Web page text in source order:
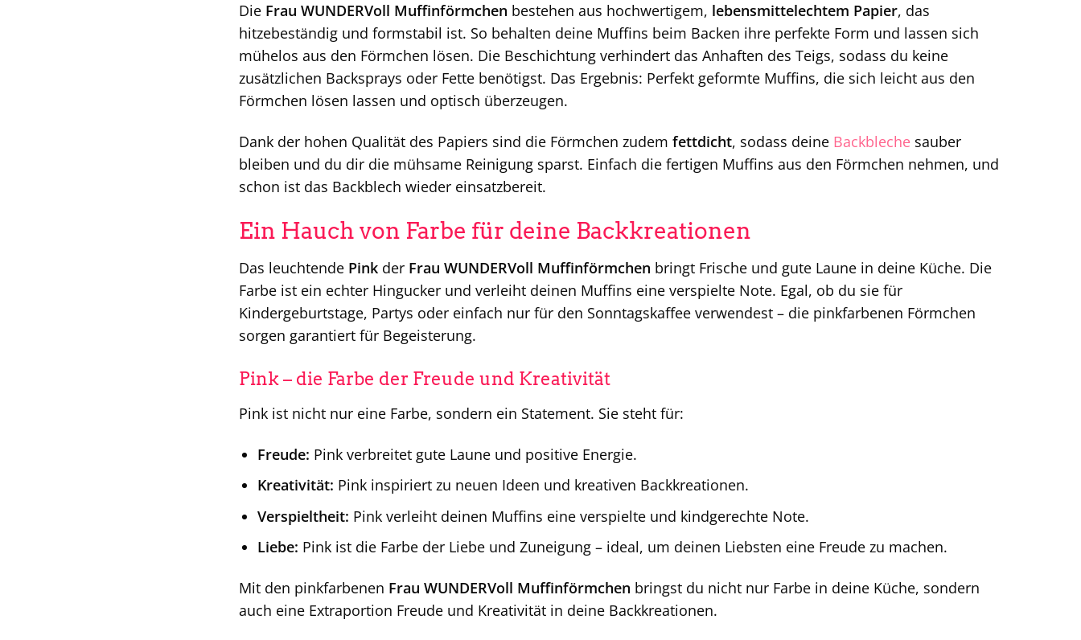
Die Frau WUNDERVoll Muffinförmchen bestehen aus hochwertigem, lebensmittelechtem Papier, das
hitzebeständig und formstabil ist. So behalten deine Muffins beim Backen ihre perfekte Form und lassen sich
mühelos aus den Förmchen lösen. Die Beschichtung verhindert das Anhaften des Teigs, sodass du keine
zusätzlichen Backsprays oder Fette benötigst. Das Ergebnis: Perfekt geformte Muffins, die sich leicht aus den
Förmchen lösen lassen und optisch überzeugen.
Dank der hohen Qualität des Papiers sind die Förmchen zudem fettdicht, sodass deine Backbleche sauber
bleiben und du dir die mühsame Reinigung sparst. Einfach die fertigen Muffins aus den Förmchen nehmen, und
schon ist das Backblech wieder einsatzbereit.
Ein Hauch von Farbe für deine Backkreationen
Das leuchtende Pink der Frau WUNDERVoll Muffinförmchen bringt Frische und gute Laune in deine Küche. Die
Farbe ist ein echter Hingucker und verleiht deinen Muffins eine verspielte Note. Egal, ob du sie für
Kindergeburtstage, Partys oder einfach nur für den Sonntagskaffee verwendest – die pinkfarbenen Förmchen
sorgen garantiert für Begeisterung.
Pink – die Farbe der Freude und Kreativität
Pink ist nicht nur eine Farbe, sondern ein Statement. Sie steht für:
Freude: Pink verbreitet gute Laune und positive Energie.
Kreativität: Pink inspiriert zu neuen Ideen und kreativen Backkreationen.
Verspieltheit: Pink verleiht deinen Muffins eine verspielte und kindgerechte Note.
Liebe: Pink ist die Farbe der Liebe und Zuneigung – ideal, um deinen Liebsten eine Freude zu machen.
Mit den pinkfarbenen Frau WUNDERVoll Muffinförmchen bringst du nicht nur Farbe in deine Küche, sondern
auch eine Extraportion Freude und Kreativität in deine Backkreationen.